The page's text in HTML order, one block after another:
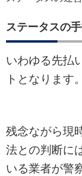
ステータスの
いわゆる先払
トとなります。
残念ながら現
法との判断に
いる業者が警